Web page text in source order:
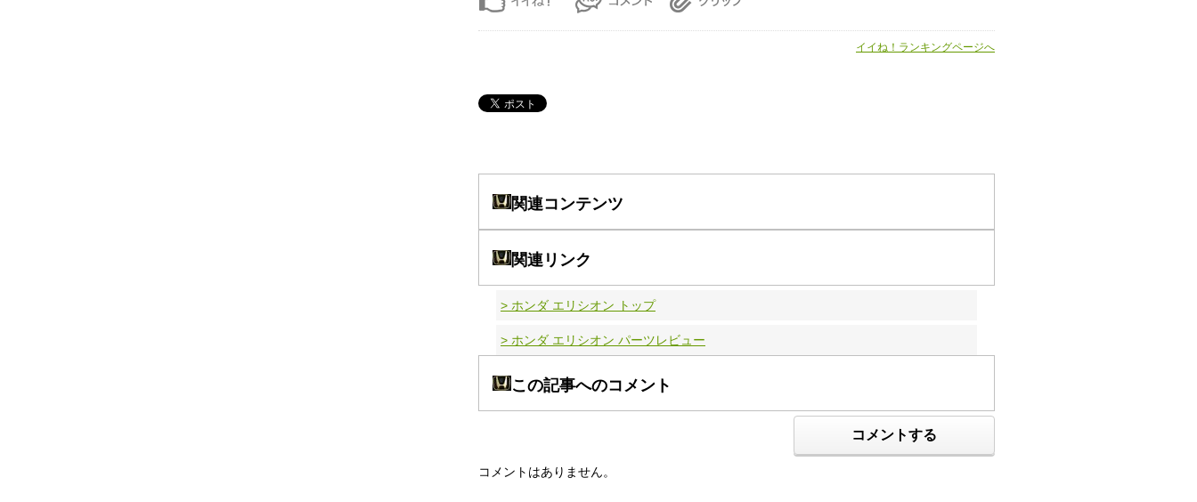
イイね！ランキングページへ
関連コンテンツ
関連リンク
> ホンダ エリシオン トップ
> ホンダ エリシオン パーツレビュー
この記事へのコメント
コメントする
コメントはありません。